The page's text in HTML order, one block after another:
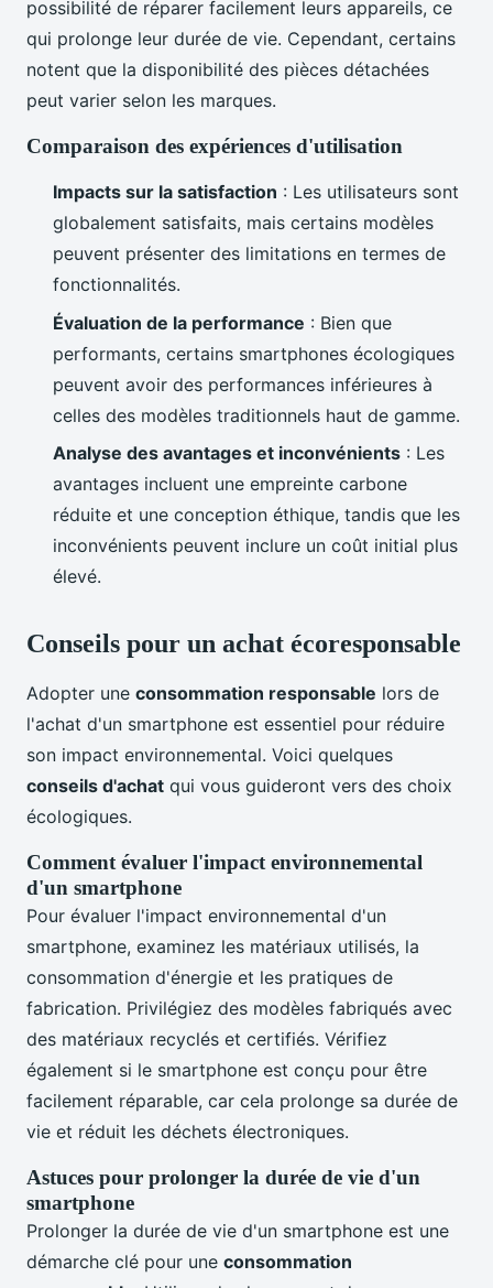
possibilité de réparer facilement leurs appareils, ce
qui prolonge leur durée de vie. Cependant, certains
notent que la disponibilité des pièces détachées
peut varier selon les marques.
Comparaison des expériences d'utilisation
Impacts sur la satisfaction : Les utilisateurs sont
globalement satisfaits, mais certains modèles
peuvent présenter des limitations en termes de
fonctionnalités.
Évaluation de la performance : Bien que
performants, certains smartphones écologiques
peuvent avoir des performances inférieures à
celles des modèles traditionnels haut de gamme.
Analyse des avantages et inconvénients : Les
avantages incluent une empreinte carbone
réduite et une conception éthique, tandis que les
inconvénients peuvent inclure un coût initial plus
élevé.
Conseils pour un achat écoresponsable
Adopter une consommation responsable lors de
l'achat d'un smartphone est essentiel pour réduire
son impact environnemental. Voici quelques
conseils d'achat qui vous guideront vers des choix
écologiques.
Comment évaluer l'impact environnemental
d'un smartphone
Pour évaluer l'impact environnemental d'un
smartphone, examinez les matériaux utilisés, la
consommation d'énergie et les pratiques de
fabrication. Privilégiez des modèles fabriqués avec
des matériaux recyclés et certifiés. Vérifiez
également si le smartphone est conçu pour être
facilement réparable, car cela prolonge sa durée de
vie et réduit les déchets électroniques.
Astuces pour prolonger la durée de vie d'un
smartphone
Prolonger la durée de vie d'un smartphone est une
démarche clé pour une consommation